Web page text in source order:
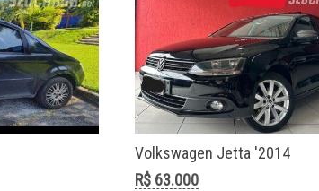
Volkswagen Jetta '2014
R$ 63.000